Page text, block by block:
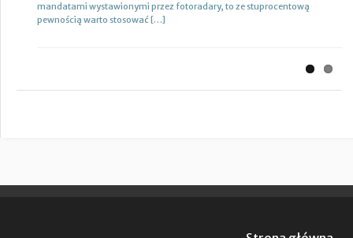
mandatami wystawionymi przez fotoradary, to ze stuprocentową
pewnością warto stosować […]
Wiele osób zastanawia się, jaki rodzaj drewutni ogrodowej sprawdzi
się najlepiej w sytuacji bezpiecznego przechowywania na przykład